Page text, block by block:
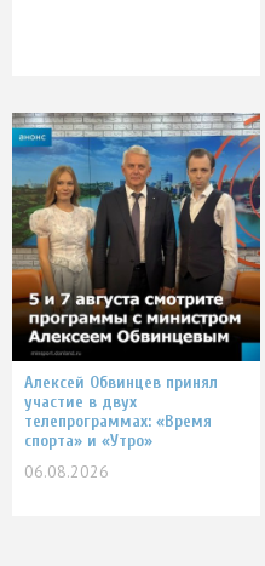
Алексей Обвинцев принял
участие в двух
телепрограммах: «Время
спорта» и «Утро»
06.08.2026